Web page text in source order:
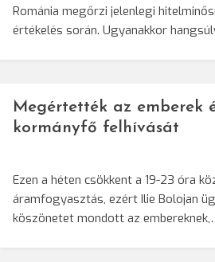
Románia megőrzi jelenlegi
értékelés során. Ugyanakkor
Megértették az emberek
kormányfő felhívását
Ezen a héten csökkent a 19-23 óra
áramfogyasztás, ezért Ilie Bolojan
köszönetet mondott az